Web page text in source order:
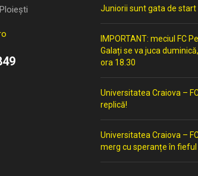
Juniorii sunt gata de start
IMPORTANT: meciul FC
Galați se va juca
ora 18.30
Universitatea Craiova –
replică!
Universitatea Craiova –
merg cu speranțe în